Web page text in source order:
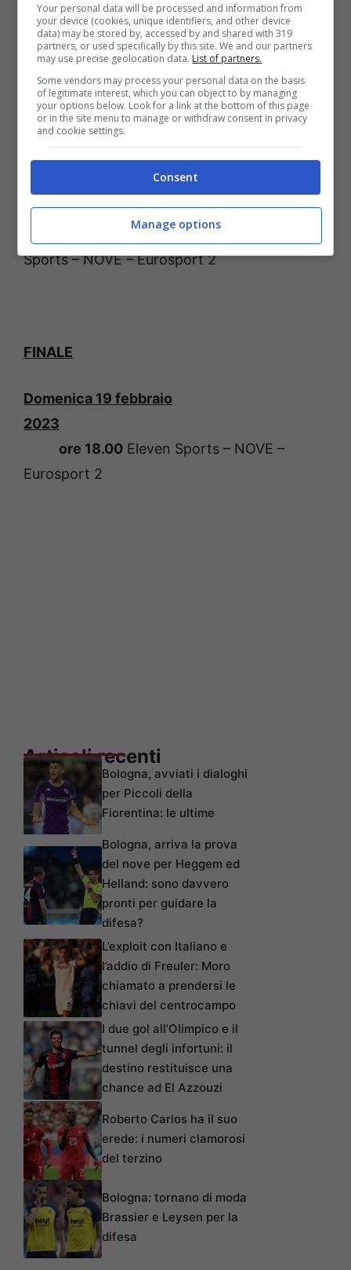
SEMIFINALI
Sabato 18 febbraio 2023
Vincente Bologna – Venezia / Vincente
Tortona – Trento
18.00Eleven Sports – NOVE – Eurosport 2
Vincente Milano – Brescia / Vincente Pesaro –
Varese
Sports – NOVE – Eurosport 2
FINALE
Domenica 19 febbraio
2023
ore 18.00 Eleven Sports – NOVE –
Eurosport 2
Articoli recenti
Bologna, avviati i dialoghi
per Piccoli della
Fiorentina: le ultime
Bologna, arriva la prova
del nove per Heggem ed
Helland: sono davvero
pronti per guidare la
difesa?
L’exploit con Italiano e
l’addio di Freuler: Moro
chiamato a prendersi le
chiavi del centrocampo
I due gol all’Olimpico e il
tunnel degli infortuni: il
destino restituisce una
chance ad El Azzouzi
Roberto Carlos ha il suo
erede: i numeri clamorosi
del terzino
Bologna: tornano di moda
Brassier e Leysen per la
difesa
Your personal data will be processed and information from
your device (cookies, unique identifiers, and other device
data) may be stored by, accessed by and shared with 319
partners, or used specifically by this site. We and our partners
may use precise geolocation data. List of partners.
Some vendors may process your personal data on the basis
of legitimate interest, which you can object to by managing
your options below. Look for a link at the bottom of this page
or in the site menu to manage or withdraw consent in privacy
and cookie settings.
Consent
Manage options